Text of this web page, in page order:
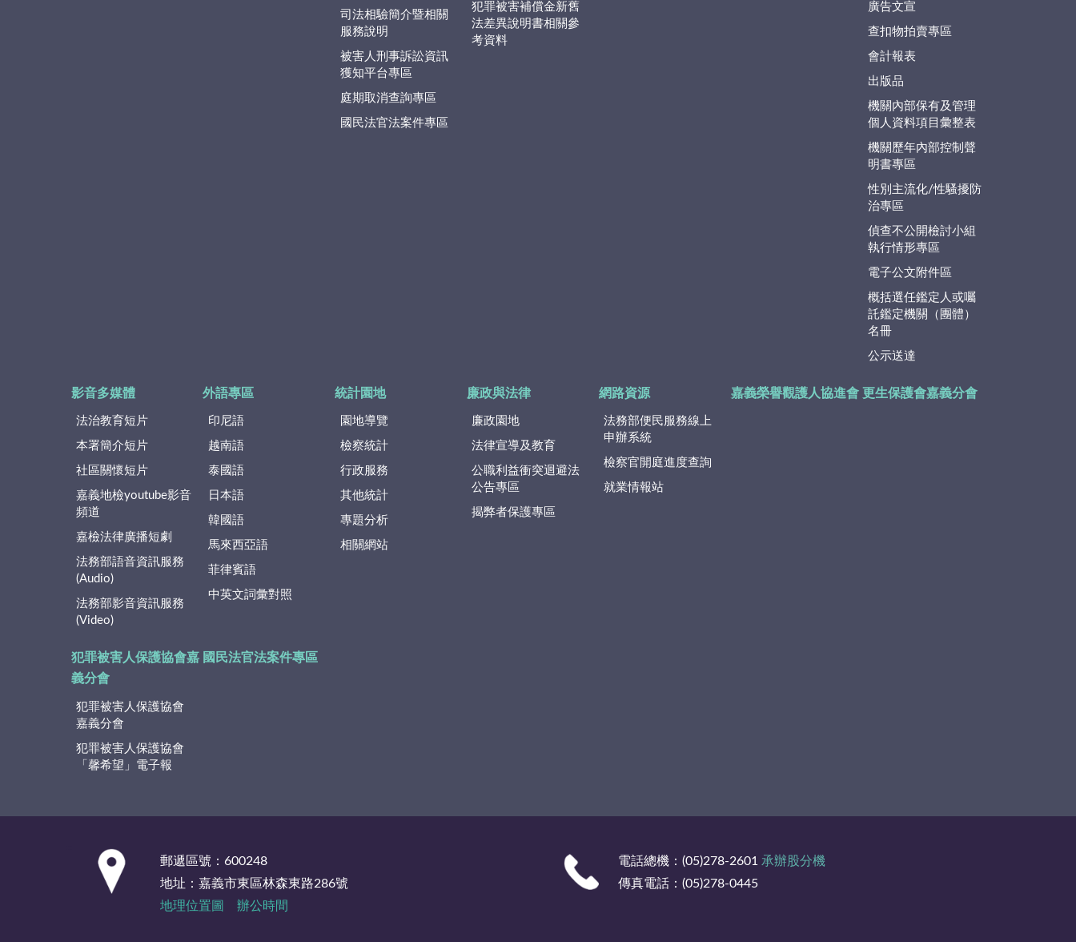
司法相驗簡介暨相關
服務說明
被害人刑事訴訟資訊
獲知平台專區
庭期取消查詢專區
國民法官法案件專區
犯罪被害補償金新舊
法差異說明書相關參
考資料
廣告文宣
查扣物拍賣專區
會計報表
出版品
機關內部保有及管理
個人資料項目彙整表
機關歷年內部控制聲
明書專區
性別主流化/性騷擾防
治專區
偵查不公開檢討小組
執行情形專區
電子公文附件區
概括選任鑑定人或囑
託鑑定機關（團體）
名冊
公示送達
影音多媒體
法治教育短片
本署簡介短片
社區關懷短片
嘉義地檢youtube影音
頻道
嘉檢法律廣播短劇
法務部語音資訊服務
(Audio)
法務部影音資訊服務
(Video)
外語專區
印尼語
越南語
泰國語
日本語
韓國語
馬來西亞語
菲律賓語
中英文詞彙對照
統計園地
園地導覽
檢察統計
行政服務
其他統計
專題分析
相關網站
廉政與法律
廉政園地
法律宣導及教育
公職利益衝突迴避法
公告專區
揭弊者保護專區
網路資源
法務部便民服務線上
申辦系統
檢察官開庭進度查詢
就業情報站
嘉義榮譽觀護人協進會 更生保護會嘉義分會
犯罪被害人保護協會嘉
義分會
犯罪被害人保護協會
嘉義分會
犯罪被害人保護協會
「馨希望」電子報
國民法官法案件專區
郵遞區號：600248
地址：嘉義市東區林森東路286號
地理位置圖
辦公時間
電話總機：(05)278-2601 承辦股分機
傳真電話：(05)278-0445